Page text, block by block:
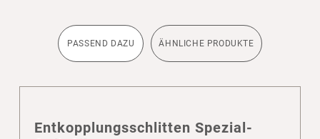
PASSEND DAZU ÄHNLICHE PRODUKTE
Entkopp­lungs­schlitten Spezial-